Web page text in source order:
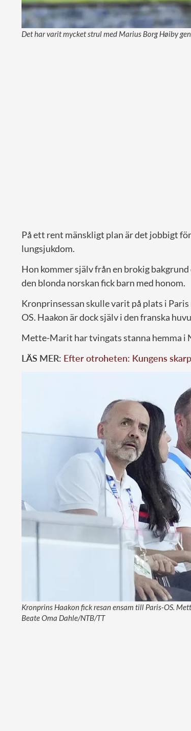
Det har varit mycket strul med Marius Borg Høiby
På ett rent mänskligt plan är det jobbigt
lungsjukdom.
Hon kommer själv från en brokig
den blonda norskan fick barn med honom.
Kronprinsessan skulle varit på plats i
OS. Haakon är dock själv i den franska
Mette-Marit har tvingats stanna hemma i
LÄS MER: Efter otroheten: Kungens
Kronprins Haakon fick resan ensam till Paris-OS.
Beate Oma Dahle/NTB/TT